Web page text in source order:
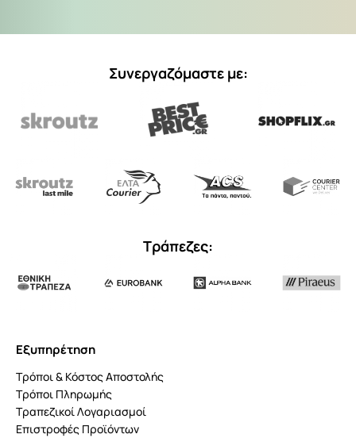
Συνεργαζόμαστε με:
Τράπεζες:
Εξυπηρέτηση
Τρόποι & Κόστος Αποστολής
Τρόποι Πληρωμής
Τραπεζικοί Λογαριασμοί
Επιστροφές Προϊόντων